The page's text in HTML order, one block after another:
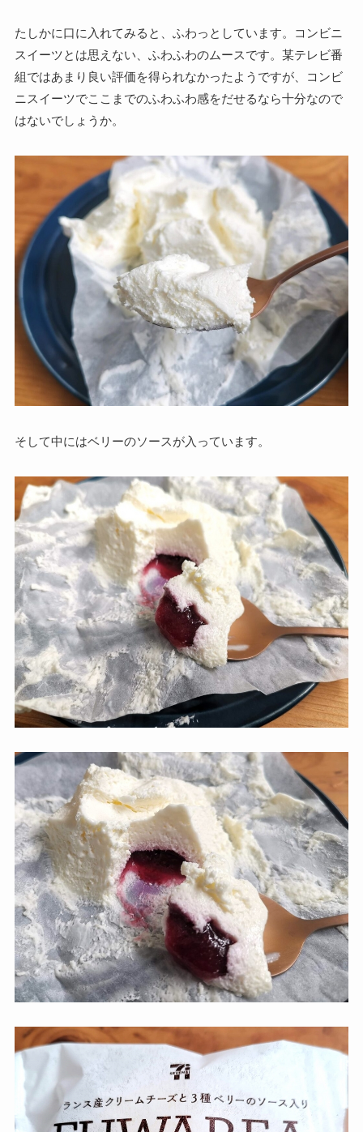
たしかに口に入れてみると、ふわっとしています。コンビニ
スイーツとは思えない、ふわふわのムースです。某テレビ番
組ではあまり良い評価を得られなかったようですが、コンビ
ニスイーツでここまでのふわふわ感をだせるなら十分なので
はないでしょうか。
そして中にはベリーのソースが入っています。